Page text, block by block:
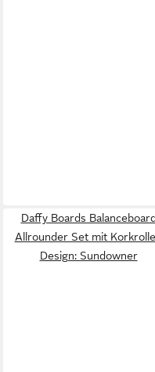
Daffy Boards Balanceboard
Allrounder Set mit
Design: Sundowner